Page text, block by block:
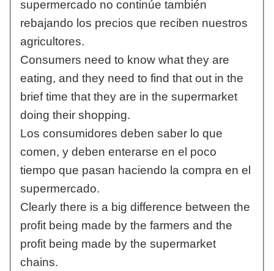
supermercado no continúe también
rebajando los precios que reciben nuestros
agricultores.
Consumers need to know what they are
eating, and they need to find that out in the
brief time that they are in the supermarket
doing their shopping.
Los consumidores deben saber lo que
comen, y deben enterarse en el poco
tiempo que pasan haciendo la compra en el
supermercado.
Clearly there is a big difference between the
profit being made by the farmers and the
profit being made by the supermarket
chains.